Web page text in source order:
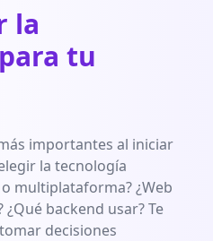
la
tu
importantes al iniciar
la tecnología
multiplataforma? ¿Web
backend usar? Te
decisiones